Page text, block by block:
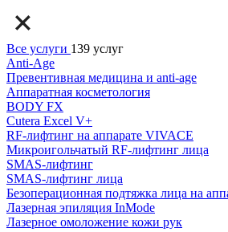
Все услуги 139 услуг
Anti-Age
Превентивная медицина и anti-age
Аппаратная косметология
BODY FX
Cutera Excel V+
RF-лифтинг на аппарате VIVACE
Микроигольчатый RF-лифтинг лица
SMAS-лифтинг
SMAS-лифтинг лица
Безоперационная подтяжка лица на
Лазерная эпиляция InMode
Лазерное омоложение кожи рук